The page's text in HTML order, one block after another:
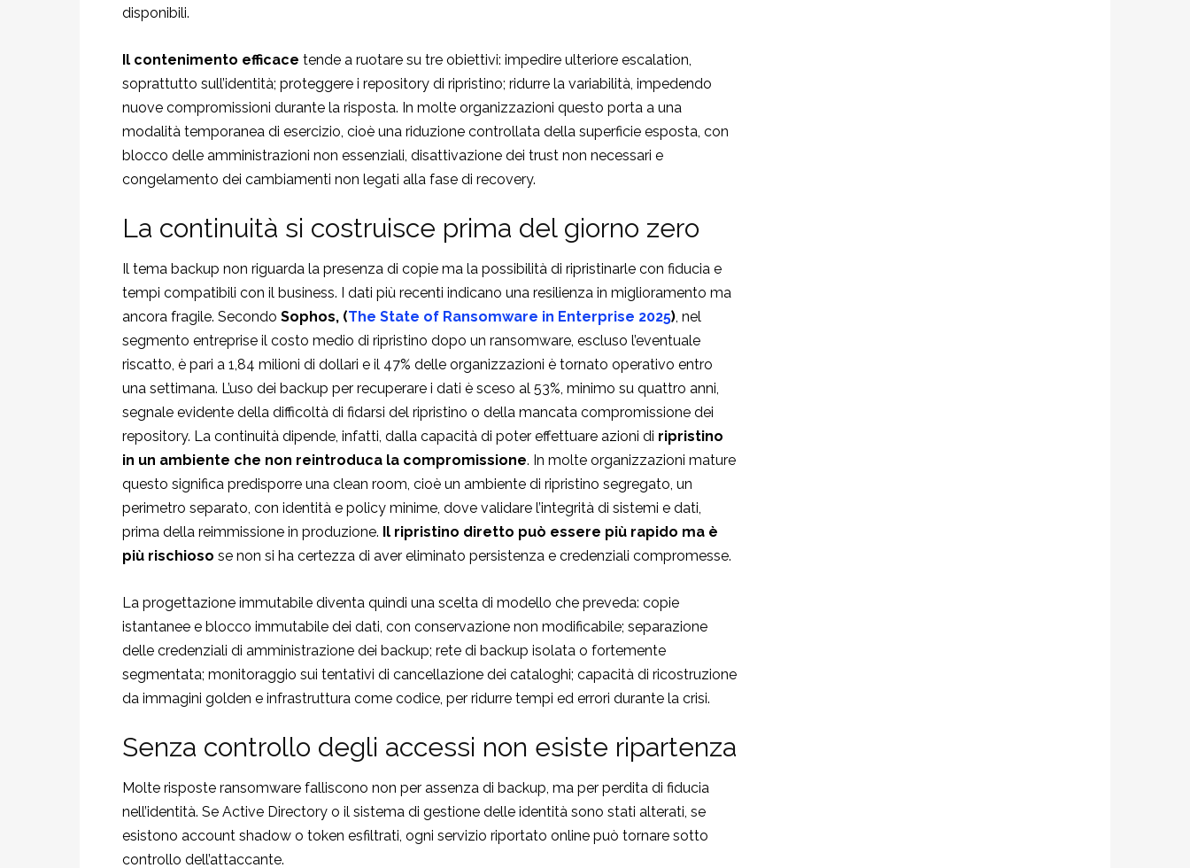
disponibili.
Il contenimento efficace tende a ruotare su tre obiettivi: impedire ulteriore escalation,
soprattutto sull’identità; proteggere i repository di ripristino; ridurre la variabilità, impedendo
nuove compromissioni durante la risposta. In molte organizzazioni questo porta a una
modalità temporanea di esercizio, cioè una riduzione controllata della superficie esposta, con
blocco delle amministrazioni non essenziali, disattivazione dei trust non necessari e
congelamento dei cambiamenti non legati alla fase di recovery.
La continuità si costruisce prima del giorno zero
Il tema backup non riguarda la presenza di copie ma la possibilità di ripristinarle con fiducia e
tempi compatibili con il business. I dati più recenti indicano una resilienza in miglioramento ma
ancora fragile. Secondo Sophos, (The State of Ransomware in Enterprise 2025), nel
segmento entreprise il costo medio di ripristino dopo un ransomware, escluso l’eventuale
riscatto, è pari a 1,84 milioni di dollari e il 47% delle organizzazioni è tornato operativo entro
una settimana. L’uso dei backup per recuperare i dati è sceso al 53%, minimo su quattro anni,
segnale evidente della difficoltà di fidarsi del ripristino o della mancata compromissione dei
repository. La continuità dipende, infatti, dalla capacità di poter effettuare azioni di ripristino
in un ambiente che non reintroduca la compromissione. In molte organizzazioni mature
questo significa predisporre una clean room, cioè un ambiente di ripristino segregato, un
perimetro separato, con identità e policy minime, dove validare l’integrità di sistemi e dati,
prima della reimmissione in produzione. Il ripristino diretto può essere più rapido ma è
più rischioso se non si ha certezza di aver eliminato persistenza e credenziali compromesse.
La progettazione immutabile diventa quindi una scelta di modello che preveda: copie
istantanee e blocco immutabile dei dati, con conservazione non modificabile; separazione
delle credenziali di amministrazione dei backup; rete di backup isolata o fortemente
segmentata; monitoraggio sui tentativi di cancellazione dei cataloghi; capacità di ricostruzione
da immagini golden e infrastruttura come codice, per ridurre tempi ed errori durante la crisi.
Senza controllo degli accessi non esiste ripartenza
Molte risposte ransomware falliscono non per assenza di backup, ma per perdita di fiducia
nell’identità. Se Active Directory o il sistema di gestione delle identità sono stati alterati, se
esistono account shadow o token esfiltrati, ogni servizio riportato online può tornare sotto
controllo dell’attaccante.